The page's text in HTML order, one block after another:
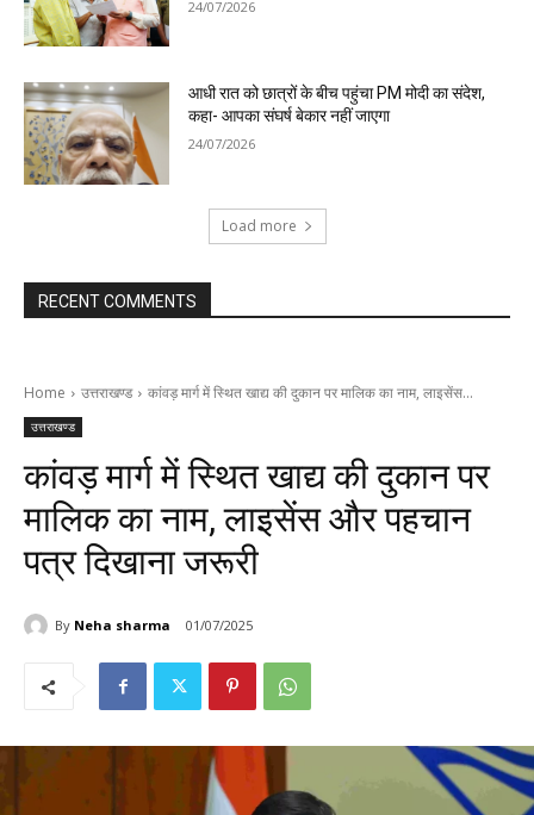
24/07/2026
आधी रात को छात्रों के बीच पहुंचा PM मोदी का संदेश,
कहा- आपका संघर्ष बेकार नहीं जाएगा
24/07/2026
Load more
RECENT COMMENTS